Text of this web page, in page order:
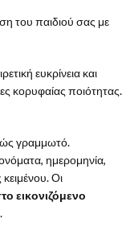
του παιδιού σας με
ευκρίνεια και
κορυφαίας ποιότητας.
γραμμωτό.
ημερομηνία,
Οι
εικονιζόμενο